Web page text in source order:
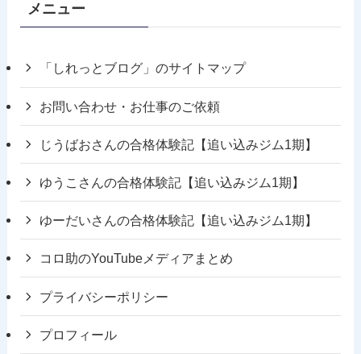
メニュー
「しれっとブログ」のサイトマップ
お問い合わせ・お仕事のご依頼
じうばおさんの合格体験記【追い込みジム1期】
ゆうこさんの合格体験記【追い込みジム1期】
ゆーだいさんの合格体験記【追い込みジム1期】
コロ助のYouTubeメディアまとめ
プライバシーポリシー
プロフィール